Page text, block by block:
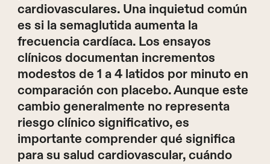
cardiovasculares. Una inquietud común
es si la semaglutida aumenta la
frecuencia cardíaca. Los ensayos
clínicos documentan incrementos
modestos de 1 a 4 latidos por minuto en
comparación con placebo. Aunque este
cambio generalmente no representa
riesgo clínico significativo, es
importante comprender qué significa
para su salud cardiovascular, cuándo